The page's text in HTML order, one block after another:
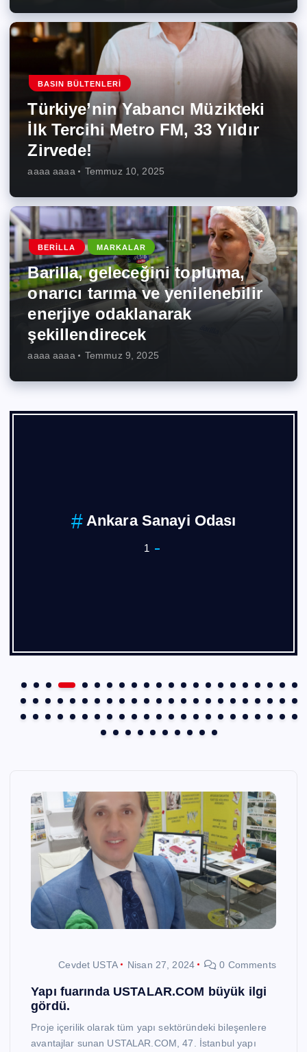
BASIN BÜLTENLERI
Türkiye’nin Yabancı Müzikteki
İlk Tercihi Metro FM, 33 Yıldır
Zirvede!
aaaa aaaa Temmuz 10, 2025
BERILLA MARKALAR
Barilla, geleceğini topluma,
onarıcı tarıma ve yenilenebilir
enerjiye odaklanarak
şekillendirecek
aaaa aaaa Temmuz 9, 2025
Ankara Sanayi Odası
1
Cevdet USTA Nisan 27, 2024 0 Comments
Yapı fuarında USTALAR.COM büyük ilgi
gördü.
Proje içerilik olarak tüm yapı sektöründeki bileşenlere
avantajlar sunan USTALAR.COM, 47. İstanbul yapı